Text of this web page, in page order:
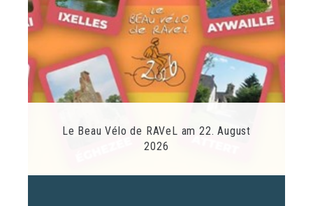
Le Beau Vélo de RAVeL am 22. August
2026